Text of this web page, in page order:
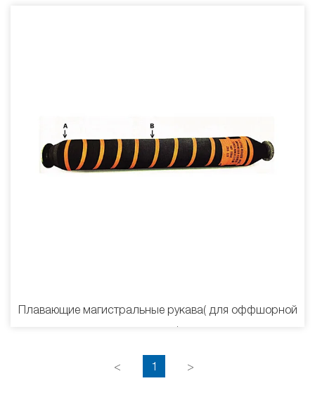
Плавающие магистральные рукава( для оффшорной
стоянки)
< 1 >